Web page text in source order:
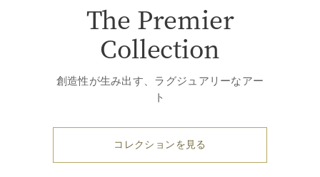
The Premier
Collection
創造性が生み出す、ラグジュアリーなアー
ト
コレクションを見る